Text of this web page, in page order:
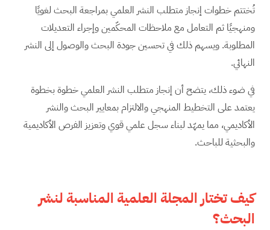
تُختتم خطوات إنجاز متطلب النشر العلمي بمراجعة البحث لغويًا
ومنهجيًا ثم التعامل مع ملاحظات المحكّمين وإجراء التعديلات
المطلوبة. ويسهم ذلك في تحسين جودة البحث والوصول إلى النشر
النهائي.
في ضوء ذلك، يتضح أن إنجاز متطلب النشر العلمي خطوة بخطوة
يعتمد على التخطيط المنهجي والالتزام بمعايير البحث والنشر
الأكاديمي، مما يمهّد لبناء سجل علمي قوي وتعزيز الفرص الأكاديمية
والبحثية للباحث.
كيف تختار المجلة العلمية المناسبة لنشر
البحث؟